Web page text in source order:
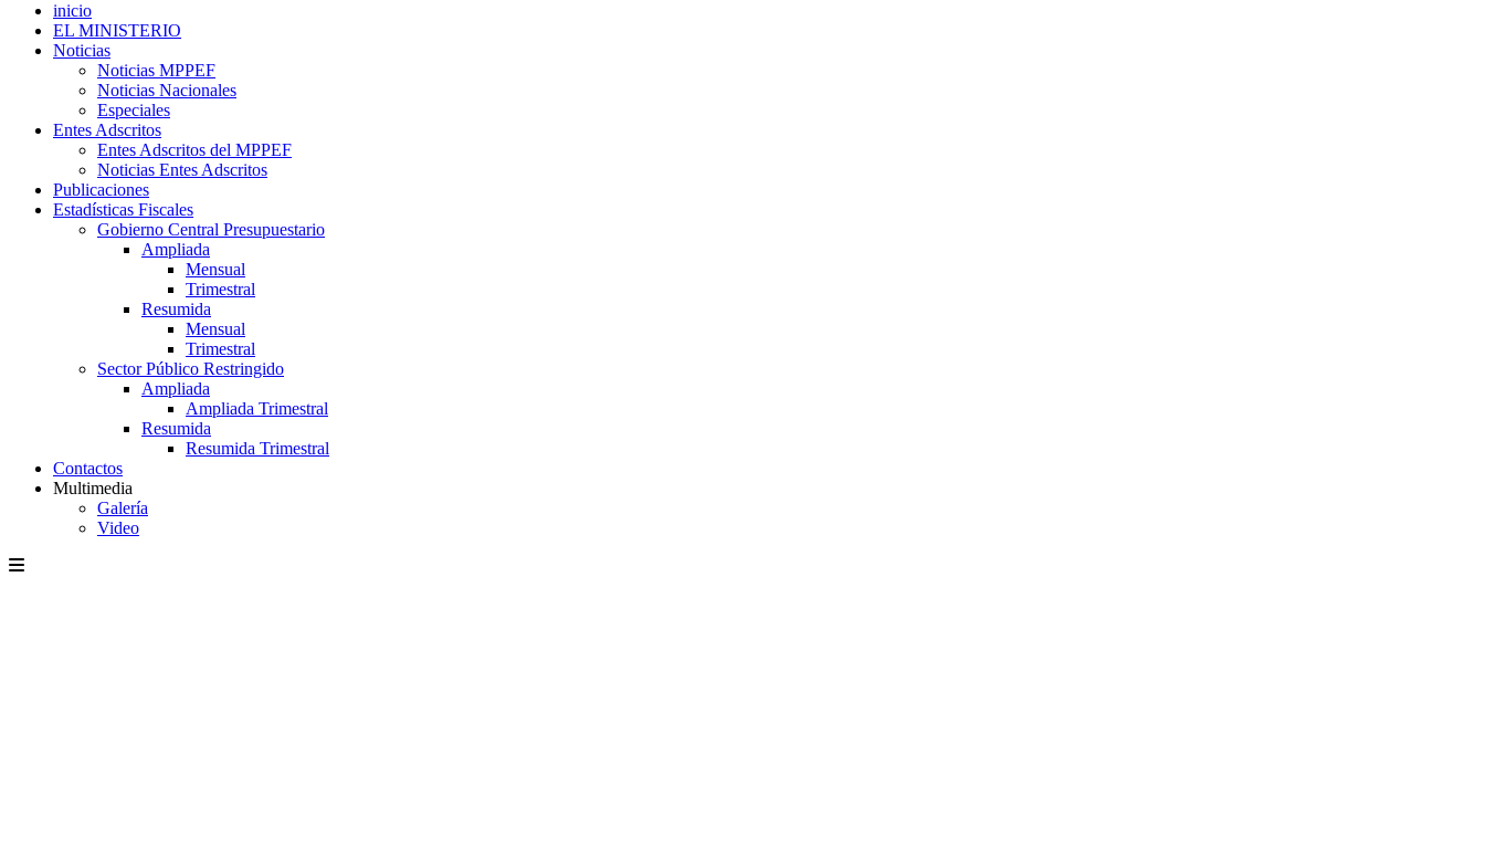
inicio
EL MINISTERIO
Noticias
Noticias MPPEF
Noticias Nacionales
Especiales
Entes Adscritos
Entes Adscritos del MPPEF
Noticias Entes Adscritos
Publicaciones
Estadísticas Fiscales
Gobierno Central Presupuestario
Ampliada
Mensual
Trimestral
Resumida
Mensual
Trimestral
Sector Público Restringido
Ampliada
Ampliada Trimestral
Resumida
Resumida Trimestral
Contactos
Multimedia
Galería
Video